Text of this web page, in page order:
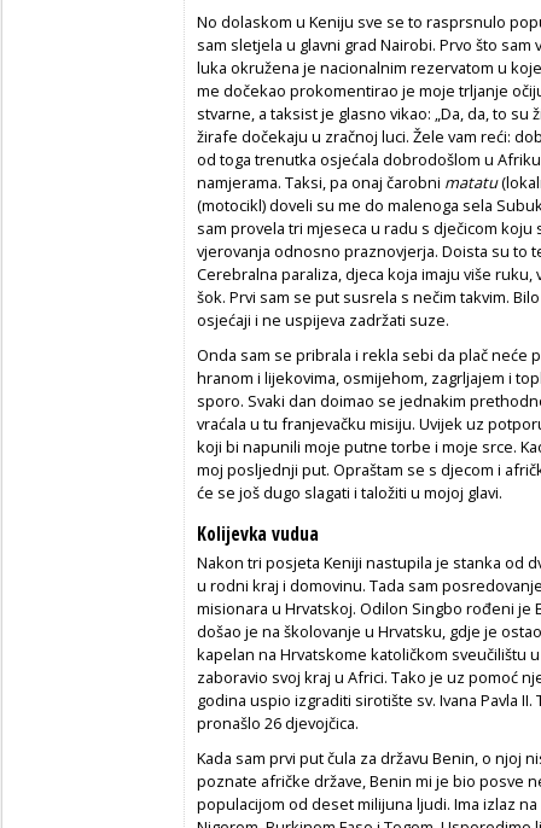
No dolaskom u Keniju sve se to rasprsnulo
sam sletjela u glavni grad Nairobi. Prvo što
luka okružena je nacionalnim rezervatom u
me dočekao prokomentirao je moje trljanje
stvarne, a taksist je glasno vikao: „Da, da, to su
žirafe dočekaju u zračnoj luci. Žele vam reći:
od toga trenutka osjećala dobrodošlom u
namjerama. Taksi, pa onaj čarobni matatu
(motocikl) doveli su me do malenoga sela
sam provela tri mjeseca u radu s dječicom
vjerovanja odnosno praznovjerja. Doista su to
Cerebralna paraliza, djeca koja imaju više
šok. Prvi sam se put susrela s nečim takvim.
osjećaji i ne uspijeva zadržati suze.
Onda sam se pribrala i rekla sebi da plač neće
hranom i lijekovima, osmijehom, zagrljajem i
sporo. Svaki dan doimao se jednakim
vraćala u tu franjevačku misiju. Uvijek uz
koji bi napunili moje putne torbe i moje srce.
moj posljednji put. Opraštam se s djecom i
će se još dugo slagati i taložiti u mojoj glavi.
Kolijevka vudua
Nakon tri posjeta Keniji nastupila je stanka od
u rodni kraj i domovinu. Tada sam
misionara u Hrvatskoj. Odilon Singbo rođeni je
došao je na školovanje u Hrvatsku, gdje je
kapelan na Hrvatskome katoličkom sveučilištu
zaboravio svoj kraj u Africi. Tako je uz pomoć
godina uspio izgraditi sirotište sv. Ivana Pavla
pronašlo 26 djevojčica.
Kada sam prvi put čula za državu Benin, o njoj
poznate afričke države, Benin mi je bio posve
populacijom od deset milijuna ljudi. Ima izlaz